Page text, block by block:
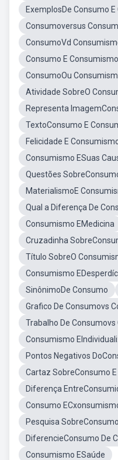
ExemplosDe Consumo
Consumoversus
ConsumoVd
Consumo E
ConsumoOu
Atividade SobreO
Representa
TextoConsumo E
Felicidade E
Consumismo ESuas
Questões
MaterialismoE
Qual a Diferença De
Consumismo EMedicina
Cruzadinha
Título SobreO
Consumismo
SinônimoDe Consumo
Grafico De Consumovs
Trabalho De
Consumismo
Pontos Negativos
Cartaz SobreConsumo
Diferença
Consumo
Pesquisa
DiferencieConsumo De
Consumismo ESaúde